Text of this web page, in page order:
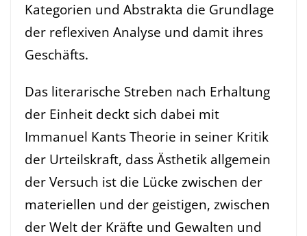
Kategorien und Abstrakta die Grundlage
der reflexiven Analyse und damit ihres
Geschäfts.
Das literarische Streben nach Erhaltung
der Einheit deckt sich dabei mit
Immanuel Kants Theorie in seiner Kritik
der Urteilskraft, dass Ästhetik allgemein
der Versuch ist die Lücke zwischen der
materiellen und der geistigen, zwischen
der Welt der Kräfte und Gewalten und